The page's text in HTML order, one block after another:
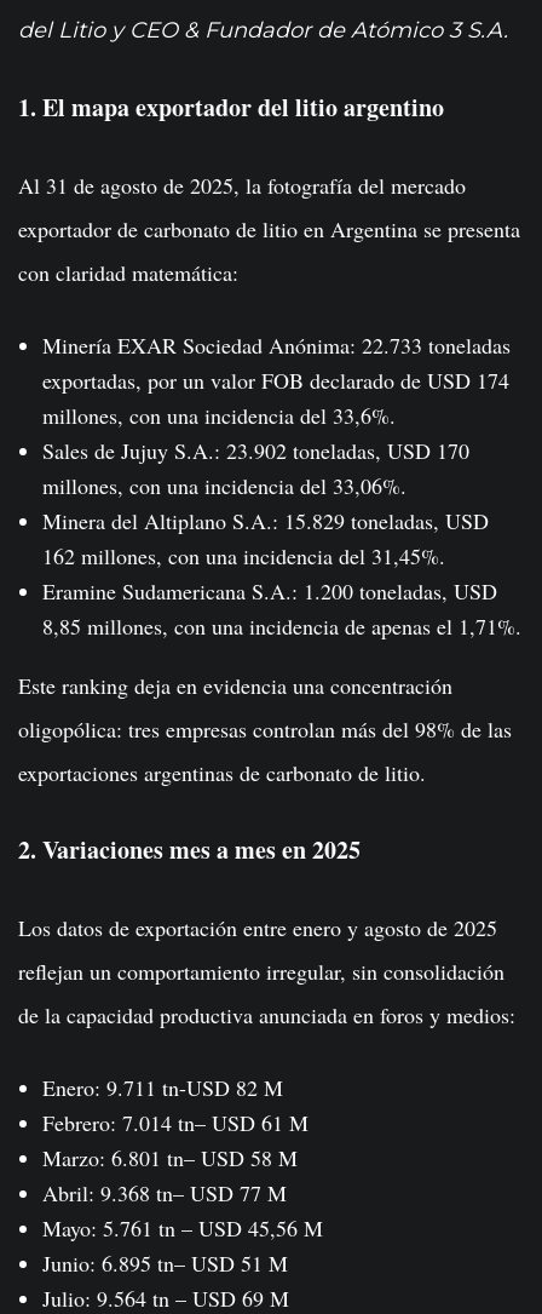
del Litio y CEO & Fundador de Atómico 3 S.A.
1. El mapa exportador del litio argentino
Al 31 de agosto de 2025, la fotografía del mercado
exportador de carbonato de litio en Argentina se presenta
con claridad matemática:
Minería EXAR Sociedad Anónima: 22.733 toneladas
exportadas, por un valor FOB declarado de USD 174
millones, con una incidencia del 33,6%.
Sales de Jujuy S.A.: 23.902 toneladas, USD 170
millones, con una incidencia del 33,06%.
Minera del Altiplano S.A.: 15.829 toneladas, USD
162 millones, con una incidencia del 31,45%.
Eramine Sudamericana S.A.: 1.200 toneladas, USD
8,85 millones, con una incidencia de apenas el 1,71%.
Este ranking deja en evidencia una concentración
oligopólica: tres empresas controlan más del 98% de las
exportaciones argentinas de carbonato de litio.
2. Variaciones mes a mes en 2025
Los datos de exportación entre enero y agosto de 2025
reflejan un comportamiento irregular, sin consolidación
de la capacidad productiva anunciada en foros y medios:
Enero: 9.711 tn-USD 82 M
Febrero: 7.014 tn– USD 61 M
Marzo: 6.801 tn– USD 58 M
Abril: 9.368 tn– USD 77 M
Mayo: 5.761 tn – USD 45,56 M
Junio: 6.895 tn– USD 51 M
Julio: 9.564 tn – USD 69 M